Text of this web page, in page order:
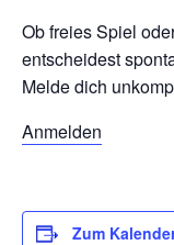
Ob freies Spiel
entscheidest
Melde dich
Anmelden
Zum